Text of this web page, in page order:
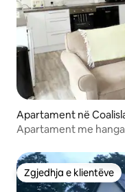
Apartament në
Apartament me
Zgjedhja e klientëve
Zgjedhja e klientëve